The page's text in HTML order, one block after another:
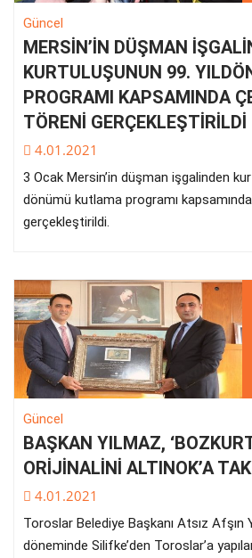
Güncel
MERSİN’İN DÜŞMAN
KURTULUŞUNUN 99.
PROGRAMI KAPSAMINDA
TÖRENİ GERÇEKLEŞTİRİLDİ
4.01.2021
3 Ocak Mersin’in düşman işgalinden
dönümü kutlama programı
gerçekleştirildi.
Güncel
BAŞKAN YILMAZ,
ORİJİNALİNİ ALTINOK’A
4.01.2021
Toroslar Belediye Başkanı Atsız Afşın
döneminde Silifke’den Toroslar’a